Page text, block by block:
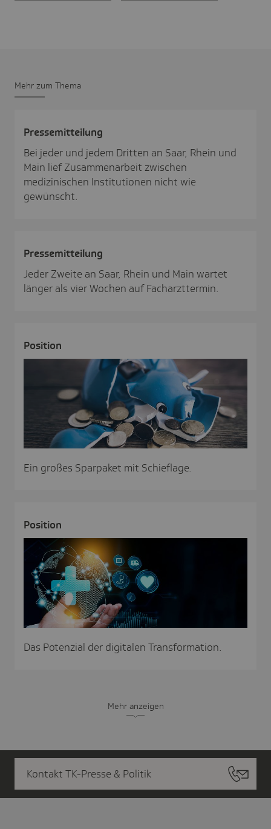
Mehr zum Thema
Pres­se­mit­tei­lung
Bei jeder und jedem Dritten an Saar, Rhein und
Main lief Zusammenarbeit zwischen
medizinischen Institutionen nicht wie
gewünscht.
Pres­se­mit­tei­lung
Jeder Zweite an Saar, Rhein und Main wartet
länger als vier Wochen auf Facharzttermin.
Posi­tion
Ein großes Sparpaket mit Schieflage.
Posi­tion
Das Potenzial der digitalen Transformation.
Mehr anzeigen
Kontakt TK-Presse & Politik